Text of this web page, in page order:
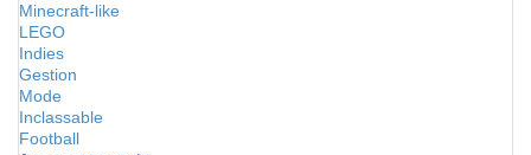
Minecraft-like
LEGO
Indies
Gestion
Mode
Inclassable
Football